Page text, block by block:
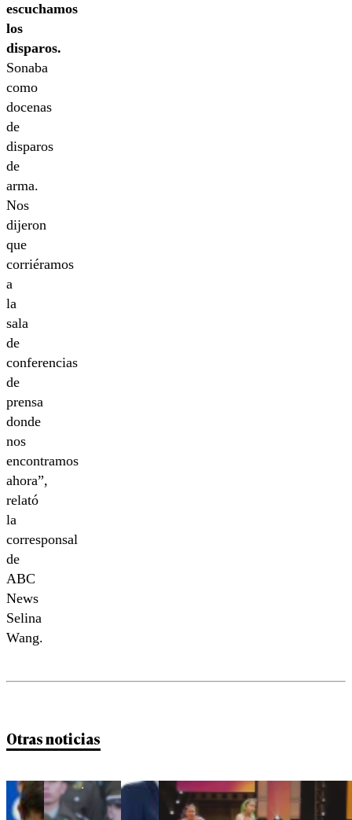
escuchamos
los
disparos.
Sonaba
como
docenas
de
disparos
de
arma.
Nos
dijeron
que
corriéramos
a
la
sala
de
conferencias
de
prensa
donde
nos
encontramos
ahora”,
relató
la
corresponsal
de
ABC
News
Selina
Wang.
Otras noticias